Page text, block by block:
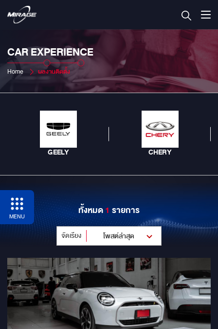
CAR EXPERIENCE
Home ผลงานติดตั้ง
GEELY CHERY
MENU ทั้งหมด1 รายการ
จัดเรียง โพสต์ล่าสุด